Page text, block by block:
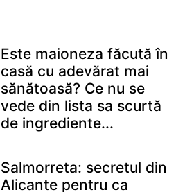
Este maioneza făcută în
casă cu adevărat mai
sănătoasă? Ce nu se
vede din lista sa scurtă
de ingrediente...
Salmorreta: secretul din
Alicante pentru ca